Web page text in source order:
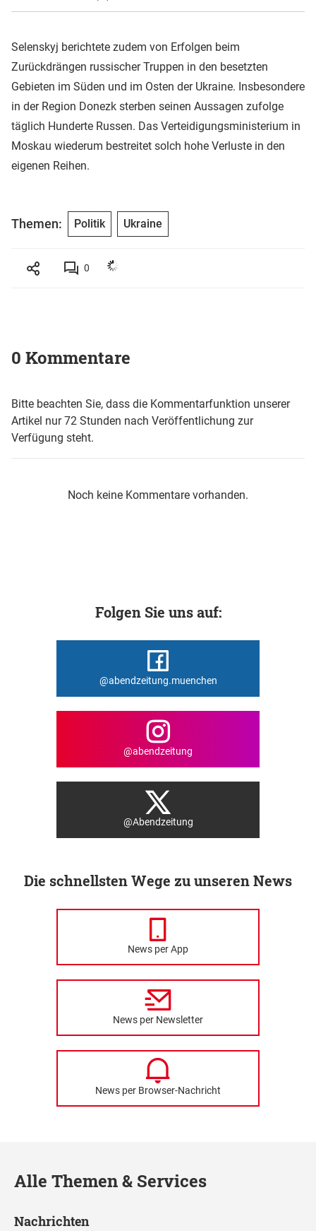
Selenskyj berichtete zudem von Erfolgen beim
Zurückdrängen russischer Truppen in den besetzten
Gebieten im Süden und im Osten der Ukraine. Insbesondere
in der Region Donezk sterben seinen Aussagen zufolge
täglich Hunderte Russen. Das Verteidigungsministerium in
Moskau wiederum bestreitet solch hohe Verluste in den
eigenen Reihen.
Themen: Politik Ukraine
0
0 Kommentare
Bitte beachten Sie, dass die Kommentarfunktion unserer
Artikel nur 72 Stunden nach Veröffentlichung zur
Verfügung steht.
Noch keine Kommentare vorhanden.
Folgen Sie uns auf:
@abendzeitung.muenchen
@abendzeitung
@Abendzeitung
Die schnellsten Wege zu unseren News
News per App
News per Newsletter
News per Browser-Nachricht
Alle Themen & Services
Nachrichten